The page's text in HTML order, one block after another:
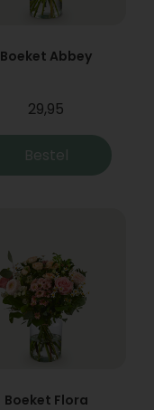
Boeket Abbey
29,95
Bestel
Boeket Flora